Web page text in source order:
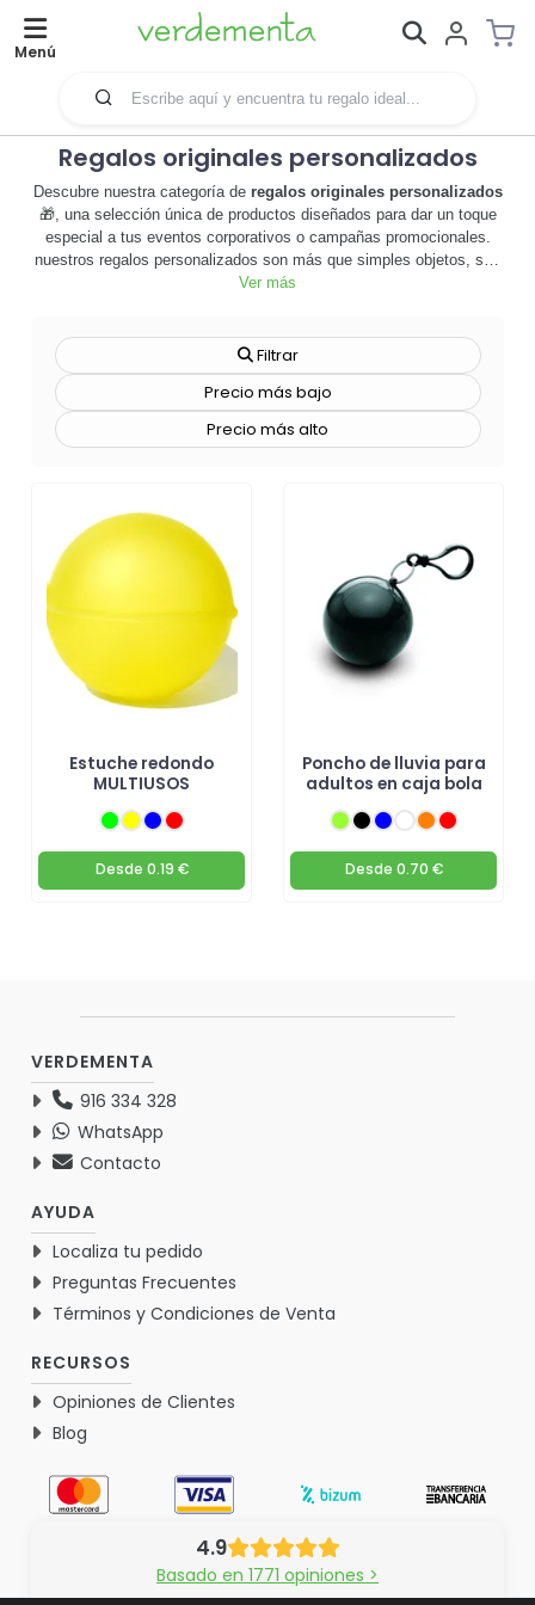
Menú
Regalos originales personalizados
Descubre nuestra categoría de regalos originales personalizados
🎁, una selección única de productos diseñados para dar un toque
especial a tus eventos corporativos o campañas promocionales.
nuestros regalos personalizados son más que simples objetos, son
herramientas de marketing efectivas que ayudan a fortalecer la
personalizados, cada artículo es una oportunidad para destacar y
dejar una impresión duradera. los regalos personalizados son
ideales para cualquier tipo de empresa, sin importar su tamaño o
industria. además, ofrecemos una amplia gama de técnicas de
personalización, desde la impresión digital hasta el grabado láser,
personalizadosy descubre cómo estos productos pueden agregar
valor a tu estrategia de marketing. ¡haz clic ahora y comienza a
personalizar tus regalos promocionales hoy mismo! 🚀
Ver más
Filtrar
Precio más bajo
Precio más alto
Estuche redondo
MULTIUSOS
Desde 0.19 €
Poncho de lluvia para
adultos en caja bola
Desde 0.70 €
VERDEMENTA
916 334 328
WhatsApp
Contacto
AYUDA
Localiza tu pedido
Preguntas Frecuentes
Términos y Condiciones de Venta
RECURSOS
Opiniones de Clientes
Blog
4.9
Basado en 1771 opiniones >